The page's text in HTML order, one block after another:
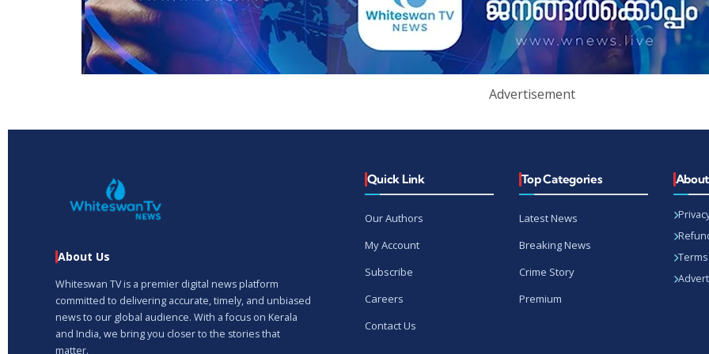
Advertisement
About Us
Whiteswan TV is a premier digital news platform
committed to delivering accurate, timely, and unbiased
news to our global audience. With a focus on Kerala
and India, we bring you closer to the stories that
matter.
Quick Link
Our Authors
My Account
Subscribe
Careers
Contact Us
Top Categories
Latest News
Breaking News
Crime Story
Premium
About